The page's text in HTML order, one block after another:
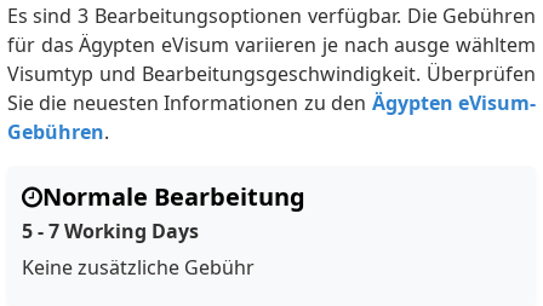
Es sind 3 Bearbeitungsoptionen verfügbar. Die Gebühren
für das Ägypten eVisum variieren je nach ausge wähltem
Visumtyp und Bearbeitungsgeschwindigkeit. Überprüfen
Sie die neuesten Informationen zu den Ägypten eVisum-
Gebühren.
Normale Bearbeitung
5 - 7 Working Days
Keine zusätzliche Gebühr